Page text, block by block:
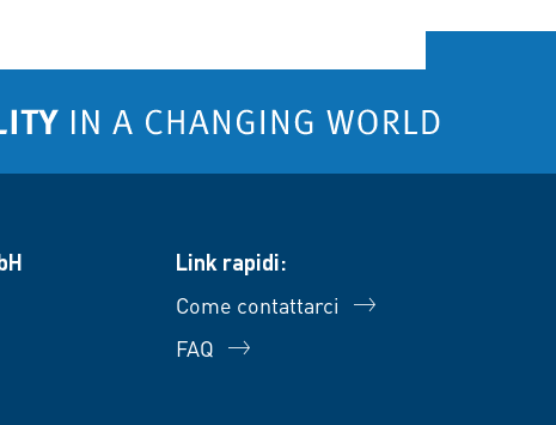
Link rapidi:
Come contattarci
FAQ